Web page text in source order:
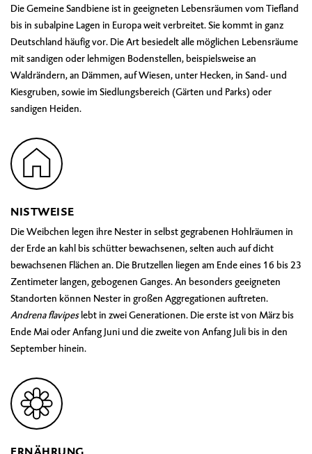
Die Gemeine Sandbiene ist in geeigneten Lebensräumen vom Tiefland
bis in subalpine Lagen in Europa weit verbreitet. Sie kommt in ganz
Deutschland häufig vor. Die Art besiedelt alle möglichen Lebensräume
mit sandigen oder lehmigen Bodenstellen, beispielsweise an
Waldrändern, an Dämmen, auf Wiesen, unter Hecken, in Sand- und
Kiesgruben, sowie im Siedlungsbereich (Gärten und Parks) oder
sandigen Heiden.
NISTWEISE
Die Weibchen legen ihre Nester in selbst gegrabenen Hohlräumen in
der Erde an kahl bis schütter bewachsenen, selten auch auf dicht
bewachsenen Flächen an. Die Brutzellen liegen am Ende eines 16 bis 23
Zentimeter langen, gebogenen Ganges. An besonders geeigneten
Standorten können Nester in großen Aggregationen auftreten.
Andrena flavipeslebt in zwei Generationen. Die erste ist von März bis
Ende Mai oder Anfang Juni und die zweite von Anfang Juli bis in den
September hinein.